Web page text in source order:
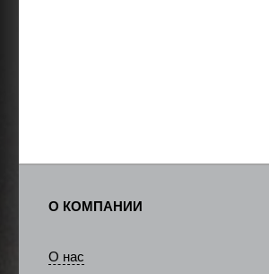
О КОМПАНИИ
О нас